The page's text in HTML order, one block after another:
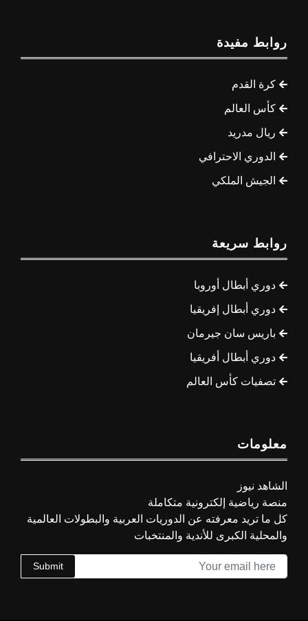
روابط مفيدة
كرة القدم
كأس العالم
ريال مدريد
الدوري الاحترافي
الجيش الملكي
روابط سريعة
دوري أبطال أوروبا
دوري أبطال إفريقيا
باريس سان جيرمان
دوري أبطال أفريقيا
تصفيات كأس العالم
معلومات
الشاهد نيوز
منصة رياضية إلكترونية متكاملة
كل ما تريد معرفته عن الدوريات العربية والبطولات العالمية
والمحلية الكبرى للأندية والمنتخبات
Submit